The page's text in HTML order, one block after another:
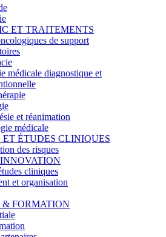
ET TRAITEMENTS
de support
médicale diagnostique et
et réanimation
médicale
ET ÉTUDES CLINIQUES
des risques
cliniques
et organisation
FORMATION